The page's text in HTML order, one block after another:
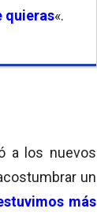
quieras«.
a los nuevos
un
más